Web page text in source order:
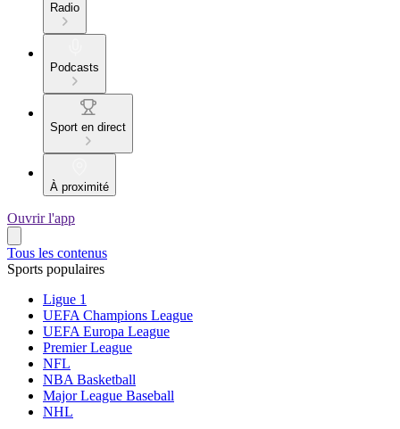
Radio
Podcasts
Sport en direct
À proximité
Ouvrir l'app
Tous les contenus
Sports populaires
Ligue 1
UEFA Champions League
UEFA Europa League
Premier League
NFL
NBA Basketball
Major League Baseball
NHL